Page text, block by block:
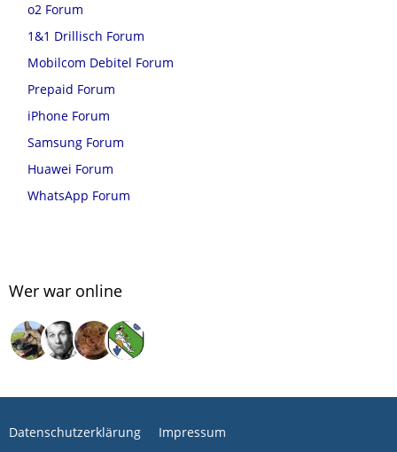
o2 Forum
1&1 Drillisch Forum
Mobilcom Debitel Forum
Prepaid Forum
iPhone Forum
Samsung Forum
Huawei Forum
WhatsApp Forum
Wer war online
Datenschutzerklärung Impressum